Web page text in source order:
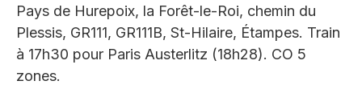
Pays de Hurepoix, la Forêt-le-Roi, chemin du
Plessis, GR111, GR111B, St-Hilaire, Étampes. Train
à 17h30 pour Paris Austerlitz (18h28). CO 5
zones.